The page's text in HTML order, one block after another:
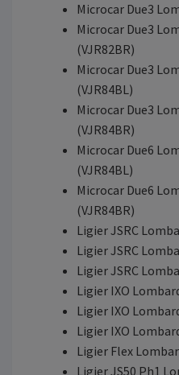
Microcar Due3
Microcar Due3
(VJR82BR)
Microcar Due3
(VJR84BL)
Microcar Due3
(VJR84BR)
Microcar Due6
(VJR84BL)
Microcar Due6
(VJR84BR)
Ligier JSRC
Ligier JSRC
Ligier JSRC
Ligier IXO
Ligier IXO
Ligier IXO
Ligier Flex
Ligier JS50 Ph1